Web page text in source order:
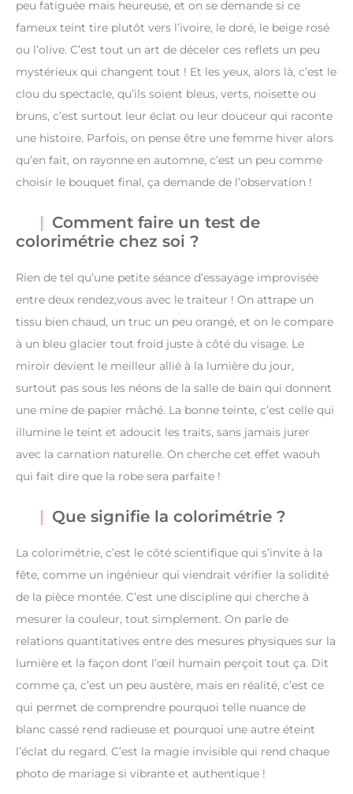
peu fatiguée mais heureuse, et on se demande si ce
fameux teint tire plutôt vers l’ivoire, le doré, le beige rosé
ou l’olive. C’est tout un art de déceler ces reflets un peu
mystérieux qui changent tout ! Et les yeux, alors là, c’est le
clou du spectacle, qu’ils soient bleus, verts, noisette ou
bruns, c’est surtout leur éclat ou leur douceur qui raconte
une histoire. Parfois, on pense être une femme hiver alors
qu’en fait, on rayonne en automne, c’est un peu comme
choisir le bouquet final, ça demande de l’observation !
Comment faire un test de
colorimétrie chez soi ?
Rien de tel qu’une petite séance d’essayage improvisée
entre deux rendez,vous avec le traiteur ! On attrape un
tissu bien chaud, un truc un peu orangé, et on le compare
à un bleu glacier tout froid juste à côté du visage. Le
miroir devient le meilleur allié à la lumière du jour,
surtout pas sous les néons de la salle de bain qui donnent
une mine de papier mâché. La bonne teinte, c’est celle qui
illumine le teint et adoucit les traits, sans jamais jurer
avec la carnation naturelle. On cherche cet effet waouh
qui fait dire que la robe sera parfaite !
Que signifie la colorimétrie ?
La colorimétrie, c’est le côté scientifique qui s’invite à la
fête, comme un ingénieur qui viendrait vérifier la solidité
de la pièce montée. C’est une discipline qui cherche à
mesurer la couleur, tout simplement. On parle de
relations quantitatives entre des mesures physiques sur la
lumière et la façon dont l’œil humain perçoit tout ça. Dit
comme ça, c’est un peu austère, mais en réalité, c’est ce
qui permet de comprendre pourquoi telle nuance de
blanc cassé rend radieuse et pourquoi une autre éteint
l’éclat du regard. C’est la magie invisible qui rend chaque
photo de mariage si vibrante et authentique !